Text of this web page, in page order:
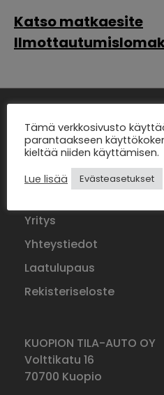
Katso matkaesite
Etusivu
Tilausajot
Yritys
Yhteystiedot
Laatulupaus
Rekisteriseloste
KUOPION TILA-AUTO OY
Volttikatu 16
70700 Kuopio
Tämä verkkosivusto
parantaakseen
kieltää niiden käyttämisen.
Lue lisää
Evästeasetukset